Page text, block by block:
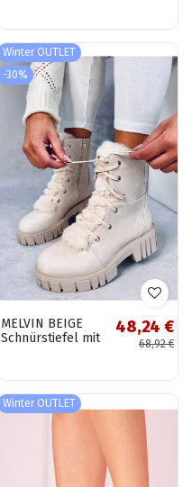
Winter OUTLET
-30%
MELVIN BEIGE
Schnürstiefel mit
48,24 €
68,92 €
Winter OUTLET